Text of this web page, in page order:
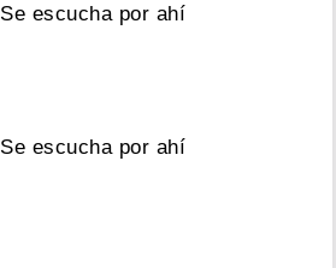
Se escucha por ahí
Se escucha por ahí